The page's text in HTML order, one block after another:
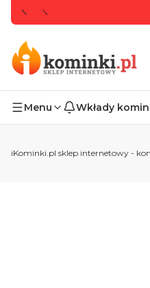
Menu Wkłady
iKominki.pl sklep internetowy -